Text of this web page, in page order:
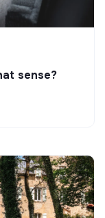
sense?